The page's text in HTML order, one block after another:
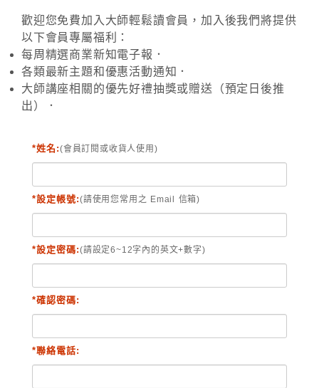
歡迎您免費加入大師輕鬆讀會員，加入後我們將提供
以下會員專屬福利：
每周精選商業新知電子報．
各類最新主題和優惠活動通知．
大師講座相關的優先好禮抽獎或贈送（預定日後推
出）．
*姓名:(會員訂閱或收貨人使用)
*設定帳號:(請使用您常用之 Email 信箱)
*設定密碼:(請設定6~12字內的英文+數字)
*確認密碼:
*聯絡電話: